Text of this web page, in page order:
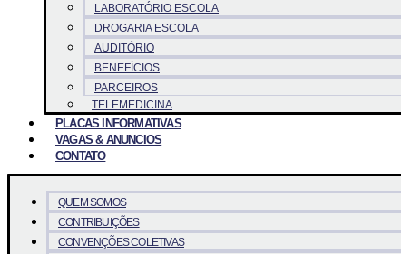
LABORATÓRIO ESCOLA
DROGARIA ESCOLA
AUDITÓRIO
BENEFÍCIOS
PARCEIROS
TELEMEDICINA
PLACAS INFORMATIVAS
VAGAS & ANUNCIOS
CONTATO
QUEM SOMOS
CONTRIBUIÇÕES
CONVENÇÕES COLETIVAS